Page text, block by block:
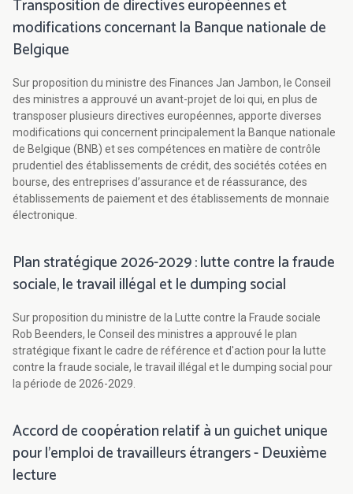
Transposition de directives européennes et
modifications concernant la Banque nationale de
Belgique
Sur proposition du ministre des Finances Jan Jambon, le Conseil
des ministres a approuvé un avant-projet de loi qui, en plus de
transposer plusieurs directives européennes, apporte diverses
modifications qui concernent principalement la Banque nationale
de Belgique (BNB) et ses compétences en matière de contrôle
prudentiel des établissements de crédit, des sociétés cotées en
bourse, des entreprises d’assurance et de réassurance, des
établissements de paiement et des établissements de monnaie
électronique.
Plan stratégique 2026-2029 : lutte contre la fraude
sociale, le travail illégal et le dumping social
Sur proposition du ministre de la Lutte contre la Fraude sociale
Rob Beenders, le Conseil des ministres a approuvé le plan
stratégique fixant le cadre de référence et d'action pour la lutte
contre la fraude sociale, le travail illégal et le dumping social pour
la période de 2026-2029.
Accord de coopération relatif à un guichet unique
pour l’emploi de travailleurs étrangers - Deuxième
lecture